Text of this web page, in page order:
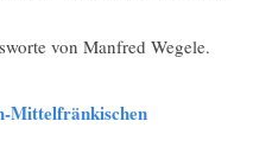
von Manfred Wegele.
Mittelfränkischen